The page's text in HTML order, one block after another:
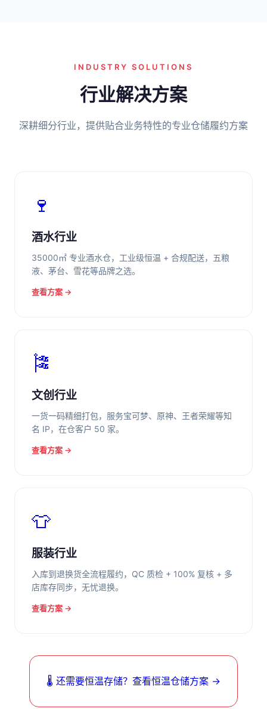
INDUSTRY SOLUTIONS
行业解决方案
深耕细分行业，提供贴合业务特性的专业仓储履约方案
🍷
酒水行业
35000㎡ 专业酒水仓，工业级恒温 + 合规配送，五粮
液、茅台、雪花等品牌之选。
查看方案 →
🎏
文创行业
一货一码精细打包，服务宝可梦、原神、王者荣耀等知
名 IP，在仓客户 50 家。
查看方案 →
👕
服装行业
入库到退换货全流程履约，QC 质检 + 100% 复核 + 多
店库存同步，无忧退换。
查看方案 →
🌡️ 还需要恒温存储？查看恒温仓储方案 →